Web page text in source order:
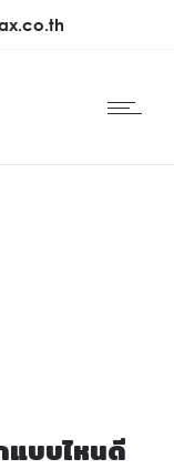
แบบไหนดี